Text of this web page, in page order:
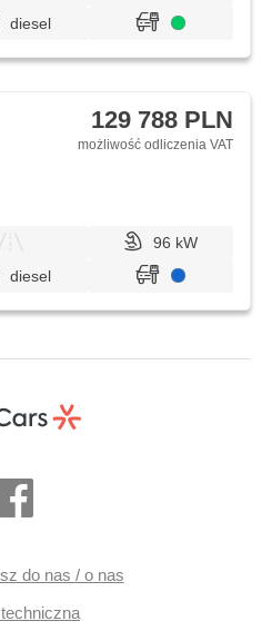
diesel
129 788 PLN
możliwość odliczenia VAT
96 kW
diesel
do nas / o nas